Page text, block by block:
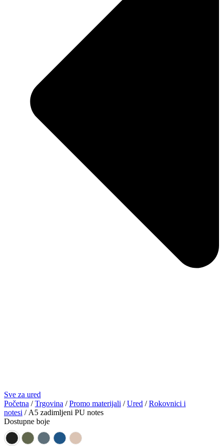
Sve za ured
Početna /Trgovina /Promo materijali /Ured /Rokovnici i
notesi / A5 zadimljeni PU notes
Dostupne boje